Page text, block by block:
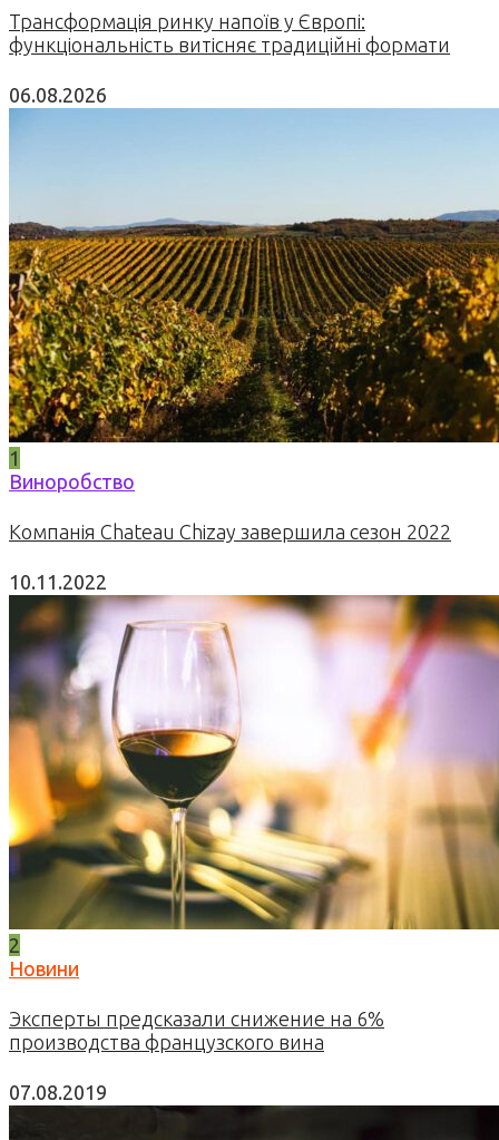
Трансформація ринку напоїв у Європі:
функціональність витісняє традиційні формати
06.08.2026
1
Виноробство
Компанія Chateau Chizay завершила сезон 2022
10.11.2022
2
Новини
Эксперты предсказали снижение на 6%
производства французского вина
07.08.2019